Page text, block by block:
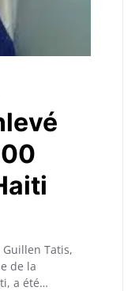
Tatis,
de la
a été…